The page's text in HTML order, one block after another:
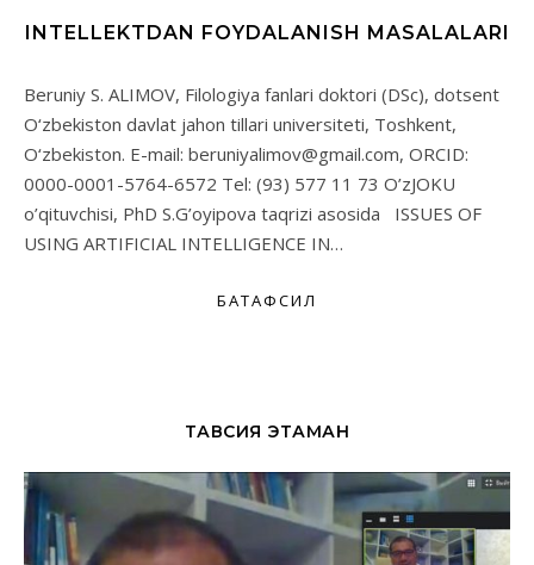
INTELLEKTDAN FOYDALANISH MASALALARI
Beruniy S. ALIMOV, Filologiya fanlari doktori (DSc), dotsent
O‘zbekiston davlat jahon tillari universiteti, Toshkent,
O‘zbekiston. E-mail: beruniyalimov@gmail.com, ORCID:
0000-0001-5764-6572 Tel: (93) 577 11 73 O’zJOKU
o’qituvchisi, PhD S.G’oyipova taqrizi asosida ISSUES OF
USING ARTIFICIAL INTELLIGENCE IN…
БАТАФСИЛ
ТАВСИЯ ЭТАМАН